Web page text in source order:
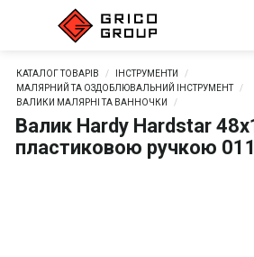
КАТАЛОГ ТОВАРІВ
ІНСТРУМЕНТИ
МАЛЯРНИЙ ТА ОЗДОБЛЮВАЛЬНИЙ ІНСТРУМЕНТ
ВАЛИКИ МАЛЯРНІ ТА ВАННОЧКИ
Валик Hardy Hardstar
пластиковою ручкою